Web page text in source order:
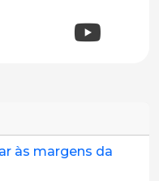
às margens da